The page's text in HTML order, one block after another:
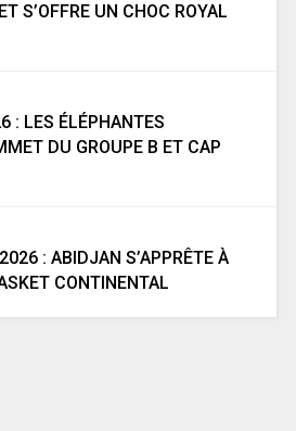
S’OFFRE UN CHOC ROYAL
: LES ÉLÉPHANTES
DU GROUPE B ET CAP
: ABIDJAN S’APPRÊTE À
CONTINENTAL